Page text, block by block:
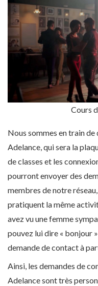
Cours
Nous sommes en train
Adelance, qui sera la
de classes et les
pourront envoyer des
membres de notre
pratiquent la même
avez vu une femme
pouvez lui dire « bonjour
demande de contact à
Ainsi, les demandes de
Adelance sont très